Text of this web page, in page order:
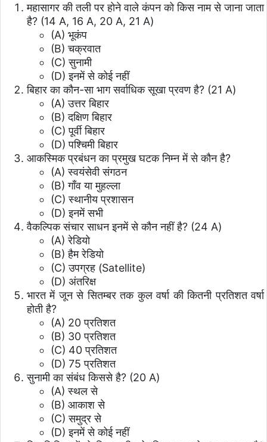
महासागर की तली पर होने वाले कंपन को किस नाम से जाना जाता
है? (14 A, 16 A, 20 A, 21 A)
(A) भूकंप
(B) चक्रवात
(C) सुनामी
(D) इनमें से कोई नहीं
बिहार का कौन-सा भाग सर्वाधिक सूखा प्रवण है? (21 A)
(A) उत्तर बिहार
(B) दक्षिण बिहार
(C) पूर्वी बिहार
(D) पश्चिमी बिहार
आकस्मिक प्रबंधन का प्रमुख घटक निम्न में से कौन है?
(A) स्वयंसेवी संगठन
(B) गाँव या मुहल्ला
(C) स्थानीय प्रशासन
(D) इनमें सभी
वैकल्पिक संचार साधन इनमें से कौन नहीं है? (24 A)
(A) रेडियो
(B) हैम रेडियो
(C) उपग्रह (Satellite)
(D) अंतरिक्ष
भारत में जून से सितम्बर तक कुल वर्षा की कितनी प्रतिशत वर्षा
होती है?
(A) 20 प्रतिशत
(B) 30 प्रतिशत
(C) 40 प्रतिशत
(D) 75 प्रतिशत
सुनामी का संबंध किससे है? (20 A)
(A) स्थल से
(B) आकाश से
(C) समुद्र से
(D) इनमें से कोई नहीं